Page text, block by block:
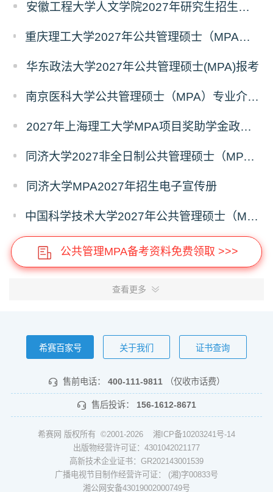
安徽工程大学人文学院2027年研究生招生简章
重庆理工大学2027年公共管理硕士（MPA）专业学位研究生（双证）报考
华东政法大学2027年公共管理硕士(MPA)报考
南京医科大学公共管理硕士（MPA）专业介绍（2027年）
2027年上海理工大学MPA项目奖助学金政策发布
同济大学2027非全日制公共管理硕士（MPA）奖学金方案
同济大学MPA2027年招生电子宣传册
中国科学技术大学2027年公共管理硕士（MPA）专业学位研究生招生通知
公共管理MPA备考资料免费领取 >>>
查看更多
希赛百家号 关于我们 证书查询
售前电话： 400-111-9811 （仅收市话费）
售后投诉： 156-1612-8671
希赛网 版权所有 ©2001-2026 湘ICP备10203241号-14
出版物经营许可证：4301042021177
高新技术企业证书：GR202143001539
广播电视节目制作经营许可证： (湘)字00833号
湘公网安备43019002000749号